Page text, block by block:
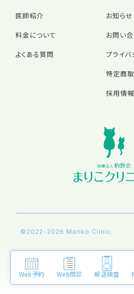
医師紹介
料金について
よくある質問
お知らせ
お問い
プライ
特定商
採用情報
©2022-2026 Mariko Clinic.
Web予約 Web問診 郵送検査